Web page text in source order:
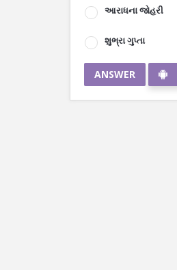
આરાધના જોહરી
શુભ્રા ગુપ્તા
ANSWER